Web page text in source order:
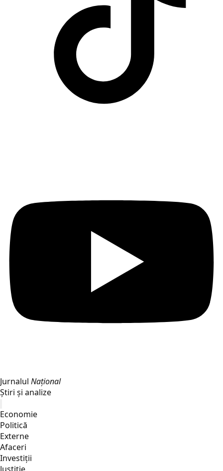
Jurnalul Național
Știri și analize
Economie
Politică
Externe
Afaceri
Investiții